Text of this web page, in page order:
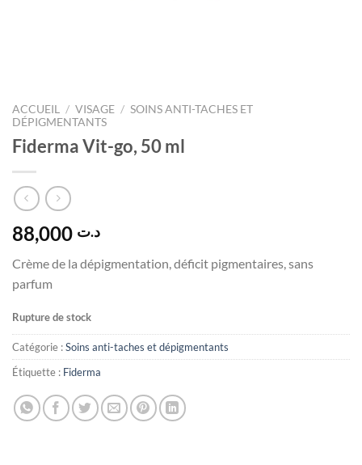
ACCUEIL / VISAGE / SOINS ANTI-TACHES ET
DÉPIGMENTANTS
Fiderma Vit-go, 50 ml
د.ت
Crème de la dépigmentation, déficit pigmentaires, sans
parfum
Rupture de stock
Catégorie :Soins anti-taches et dépigmentants
Étiquette : Fiderma